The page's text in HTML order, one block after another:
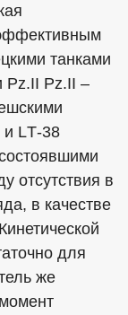
танками
Pz.II Pz.II –
и LТ-38
отсутствия в
в качестве
для
же